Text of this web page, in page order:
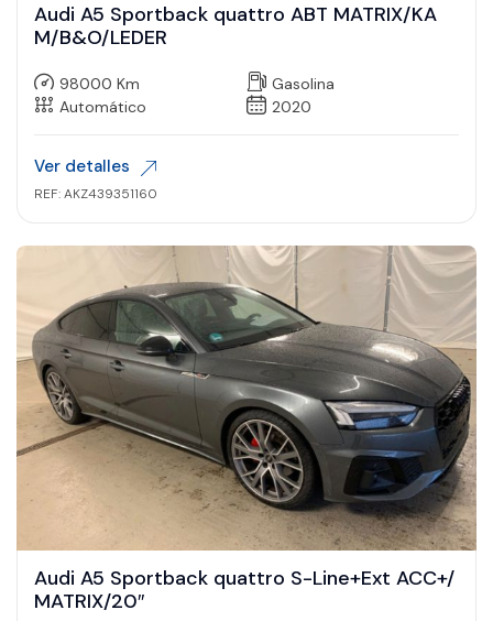
Audi A5 Sportback quattro ABT MATRIX/KA
M/B&O/LEDER
98000 Km
Gasolina
Automático
2020
Ver detalles
REF: AKZ439351160
Audi A5 Sportback quattro S-Line+Ext ACC+/
MATRIX/20″